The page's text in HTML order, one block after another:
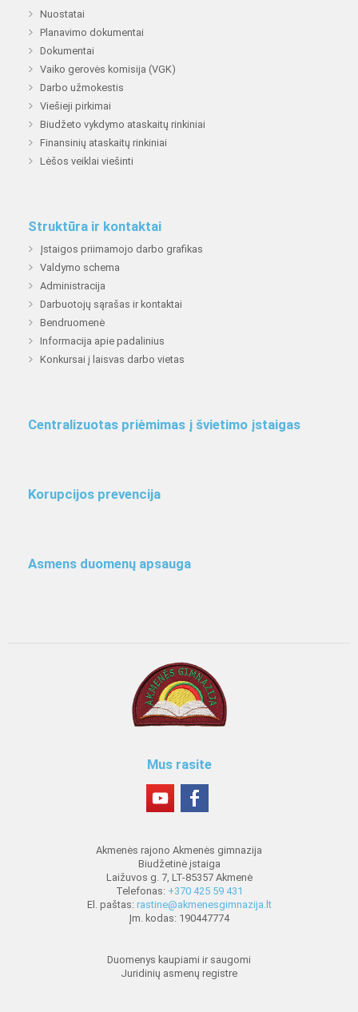
Nuostatai
Planavimo dokumentai
Dokumentai
Vaiko gerovės komisija (VGK)
Darbo užmokestis
Viešieji pirkimai
Biudžeto vykdymo ataskaitų rinkiniai
Finansinių ataskaitų rinkiniai
Lėšos veiklai viešinti
Struktūra ir kontaktai
Įstaigos priimamojo darbo grafikas
Valdymo schema
Administracija
Darbuotojų sąrašas ir kontaktai
Bendruomenė
Informacija apie padalinius
Konkursai į laisvas darbo vietas
Centralizuotas priėmimas į švietimo įstaigas
Korupcijos prevencija
Asmens duomenų apsauga
Mus rasite
Akmenės rajono Akmenės gimnazija
Biudžetinė įstaiga
Laižuvos g. 7, LT-85357 Akmenė
Telefonas: +370 425 59 431
El. paštas: rastine@akmenesgimnazija.lt
Įm. kodas: 190447774
Duomenys kaupiami ir saugomi
Juridinių asmenų registre